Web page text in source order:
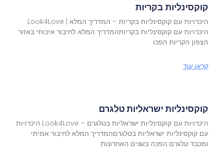
קוקסינליות בקריות
היכרויות עם קוקסינליות בקריות – המדריך המלא | Look4Love
היכרויות עם קוקסינליות בקריותהמדריך המלא לחיבור איכותי באזור
הצפון הקריות הפכו
קראו עוד
קוקסינליות ישראליות טלגרם
היכרויות עם קוקסינליות ישראליות בטלגרם – Look4Love היכרויות
עם קוקסינליות ישראליות בטלגרםהמדריך המלא לחיבור אמיתי
ומכבד טלגרם הפכה בשנים האחרונות